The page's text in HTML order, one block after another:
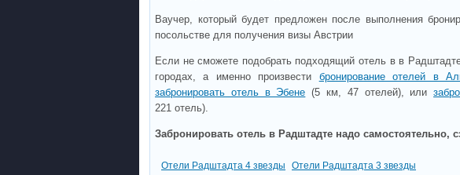
Ваучер, который будет предложен после выполнения
посольстве для получения визы Австрии
Если не сможете подобрать подходящий отель в в
городах, а именно произвести бронирование отелей в
забронировать отель в Эбене (5 км, 47 отелей), или
221 отель).
Забронировать отель в Радштадте надо самостоятельно,
Отели Радштадта 4 звезды Отели Радштадта 3 звезды